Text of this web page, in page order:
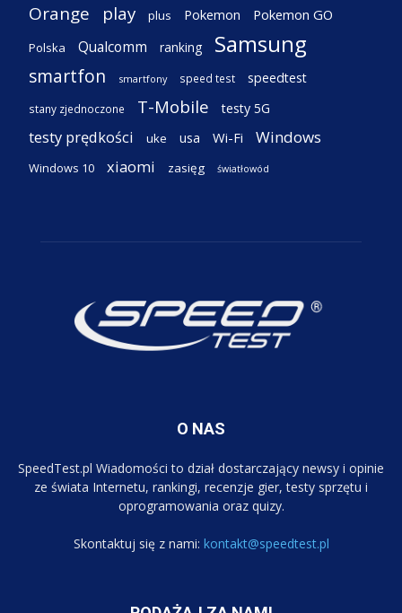
Orange play plus Pokemon Pokemon GO
Polska Qualcomm ranking Samsung
smartfon smartfony speed test speedtest
stany zjednoczone T-Mobile testy 5G
testy prędkości uke usa Wi-Fi Windows
Windows 10 xiaomi zasięg światłowód
O NAS
SpeedTest.pl Wiadomości to dział dostarczający newsy i opinie
ze świata Internetu, rankingi, recenzje gier, testy sprzętu i
oprogramowania oraz quizy.
Skontaktuj się z nami: kontakt@speedtest.pl